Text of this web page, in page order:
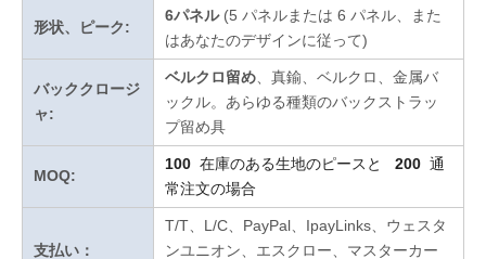
形状、ピーク:
6パネル (5 パネルまたは 6 パネル、また
はあなたのデザインに従って)
バッククロージ
ャ:
ベルクロ留め 、真鍮、ベルクロ、金属バ
ックル。あらゆる種類のバックストラッ
プ留め具
MOQ:
100 在庫のある生地のピースと 200 通
常注文の場合
支払い：
T/T、L/C、PayPal、IpayLinks、ウェスタ
ンユニオン、エスクロー、マスターカー